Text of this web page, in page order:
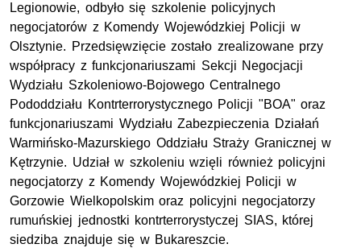
Legionowie, odbyło się szkolenie policyjnych
negocjatorów z Komendy Wojewódzkiej Policji w
Olsztynie. Przedsięwzięcie zostało zrealizowane przy
współpracy z funkcjonariuszami Sekcji Negocjacji
Wydziału Szkoleniowo-Bojowego Centralnego
Pododdziału Kontrterrorystycznego Policji "BOA" oraz
funkcjonariuszami Wydziału Zabezpieczenia Działań
Warmińsko-Mazurskiego Oddziału Straży Granicznej w
Kętrzynie. Udział w szkoleniu wzięli również policyjni
negocjatorzy z Komendy Wojewódzkiej Policji w
Gorzowie Wielkopolskim oraz policyjni negocjatorzy
rumuńskiej jednostki kontrterrorystyczej SIAS, której
siedziba znajduje się w Bukareszcie.